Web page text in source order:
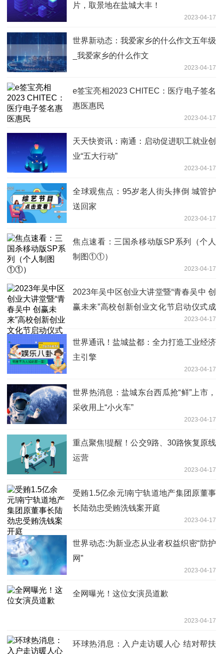
片，取景地在盐城大丰！
2023-04-17
世界新动态：我爱家乡的什么作文五年级
_我爱家乡的什么作文
2023-04-17
e签宝亮相2023 CHITEC：医疗电子签名
惠医惠民
2023-04-17
天天快资讯：南通：启动促进职工就业创
业“五大行动”
2023-04-17
全球观焦点：95岁老人街头摔倒 城管护
送回家
2023-04-17
焦点速看：三国杀移动版SP系列（个人
制图①①）
2023-04-17
2023年吴中区创业大讲堂暨“青春吴中 创
赢未来”高校创新创业文化节启动仪式成
2023-04-17
世界通讯！盐城盐都：全力打造工业经济
主引擎
2023-04-17
世界热消息：盐城东台西瓜抢“鲜”上市，
采收用上“小火车”
2023-04-17
重点聚焦!提醒！公交9路、30路恢复原线
运营
2023-04-17
受贿1.5亿余元!南宁轨道地产集团原董事
长陆劲忠受贿洗钱案开庭
2023-04-17
世界动态:为新业态从业者权益织密“防护
网”
2023-04-17
全网曝光！这位女演员道歉
2023-04-17
环球热消息：入户走访暖人心 结对帮扶